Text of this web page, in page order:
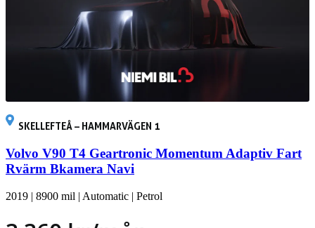
SKELLEFTEÅ – HAMMARVÄGEN 1
Volvo V90 T4 Geartronic Momentum Adaptiv Fart
Rvärm Bkamera Navi
2019 | 8900 mil | Automatic | Petrol